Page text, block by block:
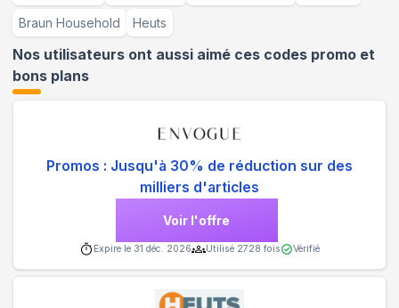
Braun Household Heuts
Nos utilisateurs ont aussi aimé ces codes promo et
bons plans
Promos : Jusqu'à 30% de réduction sur des
milliers d'articles
Voir l'offre
Expire le 31 déc. 2026 Utilisé 2728 fois Vérifié